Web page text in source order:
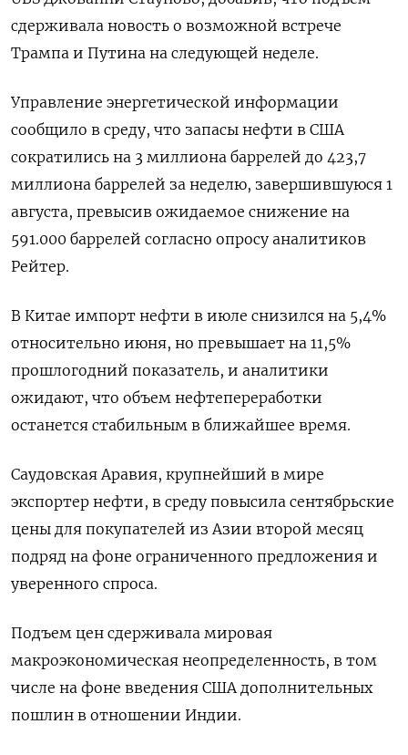
сдерживала новость о возможной встрече
Трампа и Путина на следующей неделе.
Управление энергетической информации
сообщило в среду, что запасы нефти в США
сократились на 3 миллиона баррелей до 423,7
миллиона баррелей за неделю, завершившуюся 1
августа, превысив ожидаемое снижение на
591.000 баррелей согласно опросу аналитиков
Рейтер.
В Китае импорт нефти в июле снизился на 5,4%
относительно июня, но превышает на 11,5%
прошлогодний показатель, и аналитики
ожидают, что объем нефтепереработки
останется стабильным в ближайшее время.
Саудовская Аравия, крупнейший в мире
экспортер нефти, в среду повысила сентябрьские
цены для покупателей из Азии второй месяц
подряд на фоне ограниченного предложения и
уверенного спроса.
Подъем цен сдерживала мировая
макроэкономическая неопределенность, в том
числе на фоне введения США дополнительных
пошлин в отношении Индии.